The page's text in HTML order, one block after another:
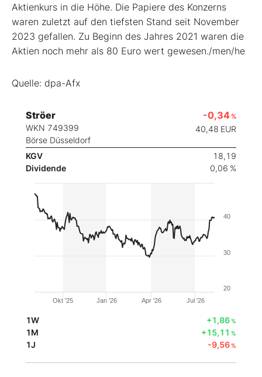
Aktienkurs in die Höhe. Die Papiere des Konzerns
waren zuletzt auf den tiefsten Stand seit November
2023 gefallen. Zu Beginn des Jahres 2021 waren die
Aktien noch mehr als 80 Euro wert gewesen./men/he
Quelle: dpa-Afx
Ströer
WKN 749399
Börse Düsseldorf
-0,34 %
40,48 EUR
KGV
18,19
Dividende
0,06 %
Okt '25 Jan '26 Apr '26 Jul '26
20
30
40
1W +1,86%
1M +15,11 %
1J -9,56%